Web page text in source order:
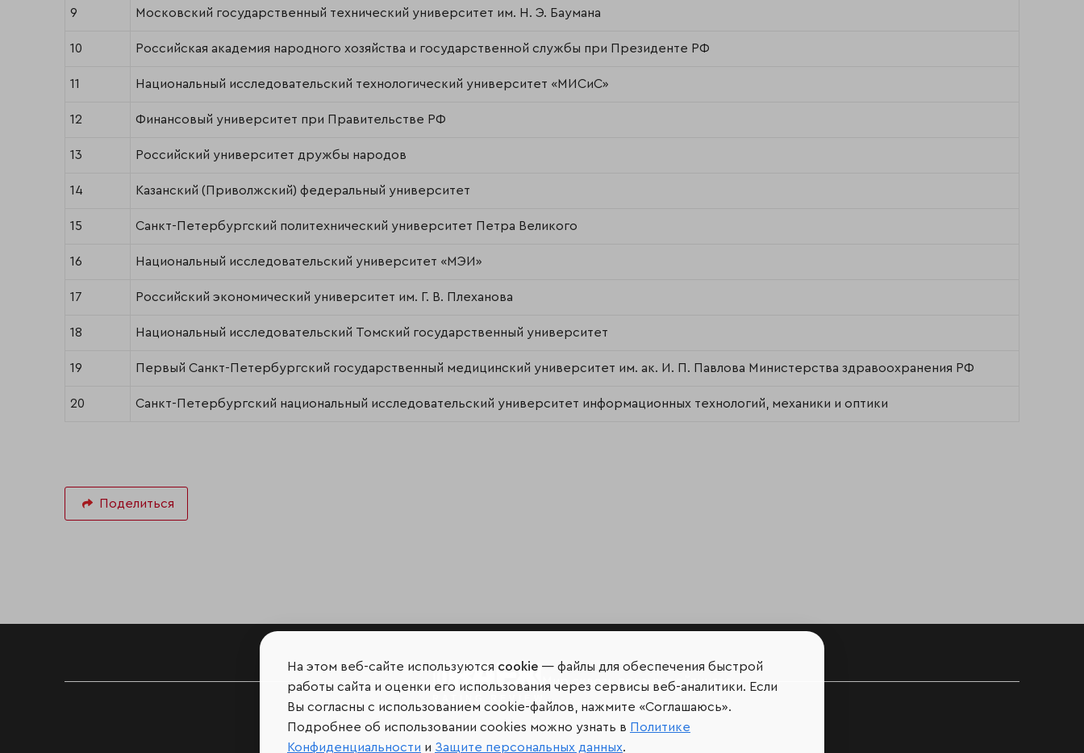
9 Московский государственный технический университет им. Н. Э. Баумана
10 Российская академия народного хозяйства и государственной службы при Президенте РФ
11 Национальный исследовательский технологический университет «МИСиС»
12 Финансовый университет при Правительстве РФ
13 Российский университет дружбы народов
14 Казанский (Приволжский) федеральный университет
15 Санкт-Петербургский политехнический университет Петра Великого
16 Национальный исследовательский университет «МЭИ»
17 Российский экономический университет им. Г. В. Плеханова
18 Национальный исследовательский Томский государственный университет
19 Первый Санкт-Петербургский государственный медицинский университет им. ак. И. П. Павлова Министерства здравоохранения РФ
20 Санкт-Петербургский национальный исследовательский университет информационных технологий, механики и оптики
Поделиться
Мир сквозь призму рейтингов
На этом веб-сайте используются cookie — файлы для обеспечения быстрой
работы сайта и оценки его использования через сервисы веб-аналитики. Если
Вы согласны с использованием cookie-файлов, нажмите «Соглашаюсь».
Подробнее об использовании cookies можно узнать в Политике
Конфиденциальности и Защите персональных данных.